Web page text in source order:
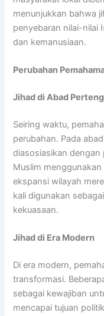
menunjukkan bahwa
penyebaran nilai-nilai
dan kemanusiaan.
Perubahan
Jihad di Abad
Seiring waktu,
perubahan. Pada
diasosiasikan dengan
Muslim
ekspansi wilayah
kali digunakan
kekuasaan.
Jihad di Era Modern
Di era modern,
transformasi.
sebagai kewajiban
mencapai tujuan